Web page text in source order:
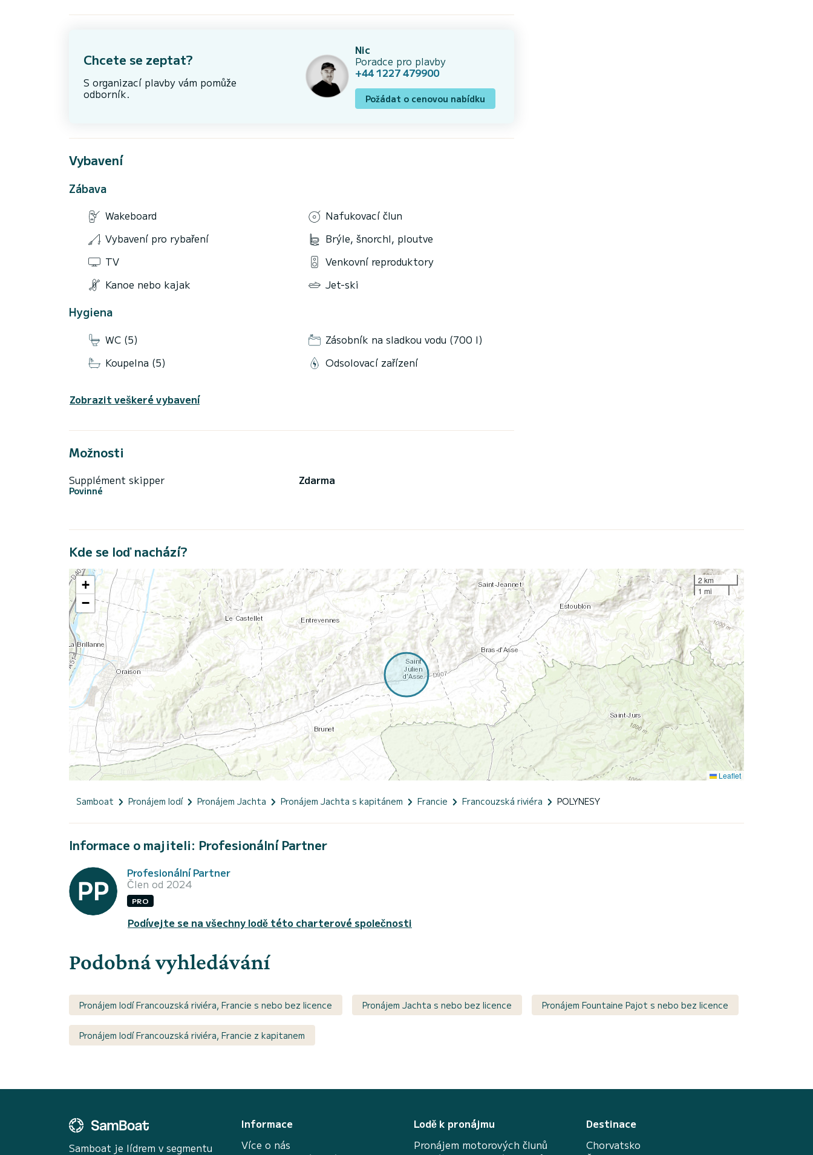
Chcete se zeptat?
S organizací plavby vám pomůže
odborník.
Nic
Poradce pro plavby
+44 1227 479900
Požádat o cenovou nabídku
Vybavení
Zábava
Wakeboard
Nafukovací člun
Vybavení pro rybaření
Brýle, šnorchl, ploutve
TV
Venkovní reproduktory
Kanoe nebo kajak
Jet-ski
Hygiena
WC (5)
Zásobník na sladkou vodu (700 l)
Koupelna (5)
Odsolovací zařízení
Zobrazit veškeré vybavení
Možnosti
Supplément skipper
Povinné
Zdarma
Kde se loď nachází?
+
−
2 km
1 mi
Leaflet
Samboat Pronájem lodí Pronájem Jachta Pronájem Jachta s kapitánem Francie Francouzská riviéra POLYNESY
Informace o majiteli: Profesionální Partner
Profesionální Partner
Člen od 2024
PRO
Podívejte se na všechny lodě této charterové společnosti
Podobná vyhledávání
Pronájem lodí Francouzská riviéra, Francie s nebo bez licence Pronájem Jachta s nebo bez licence Pronájem Fountaine Pajot s nebo bez licence
Pronájem lodí Francouzská riviéra, Francie z kapitanem
Samboat je lídrem v segmentu
Informace
Více o nás
Lodě k pronájmu
Pronájem motorových člunů
Destinace
Chorvatsko